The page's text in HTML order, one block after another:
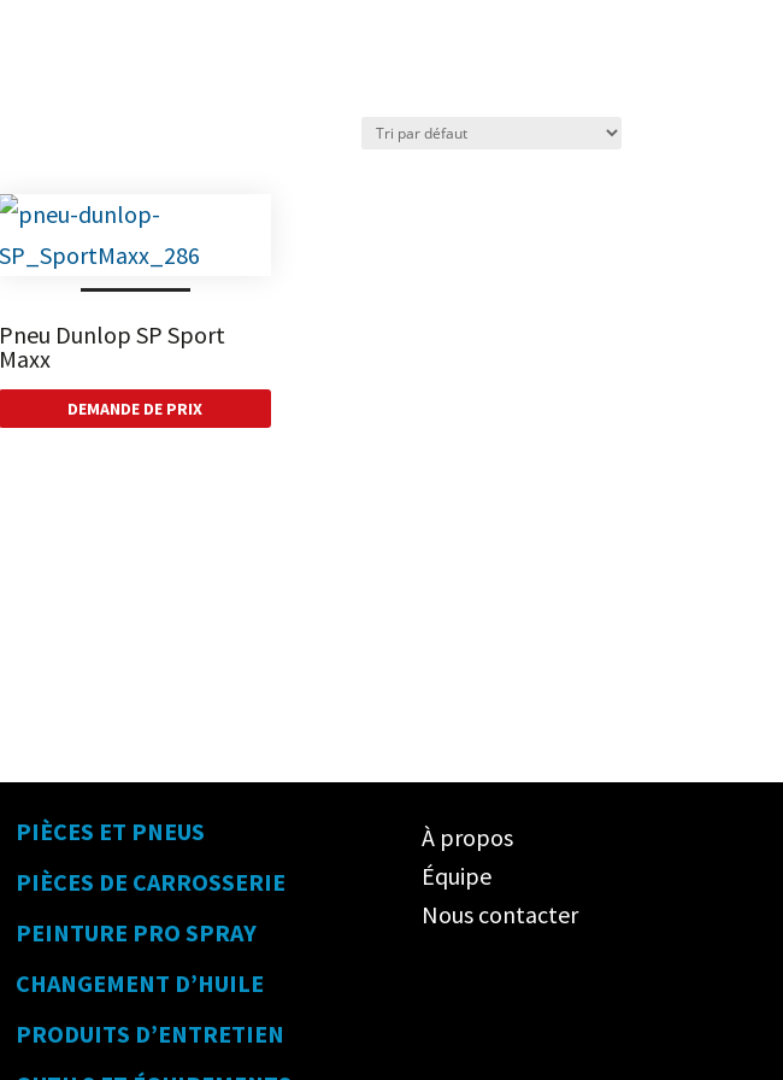
Pneu Dunlop SP Sport
Maxx
DEMANDE DE PRIX
PIÈCES ET PNEUS
PIÈCES DE CARROSSERIE
PEINTURE PRO SPRAY
CHANGEMENT D’HUILE
PRODUITS D’ENTRETIEN
À propos
Équipe
Nous contacter